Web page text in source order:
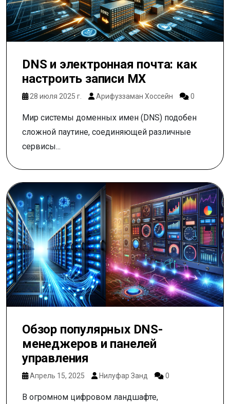
DNS и электронная почта: как
настроить записи MX
28 июля 2025 г. Арифуззаман Хоссейн 0
Мир системы доменных имен (DNS) подобен
сложной паутине, соединяющей различные
сервисы...
Обзор популярных DNS-
менеджеров и панелей
управления
Апрель 15, 2025 Нилуфар Занд 0
В огромном цифровом ландшафте,